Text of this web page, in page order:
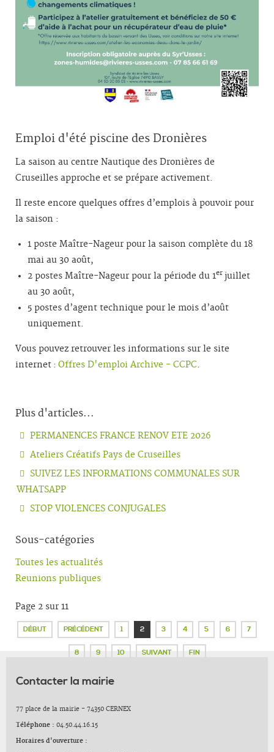
Emploi d'été piscine des Dronières
La saison au centre Nautique des Dronières de
Cruseilles approche et se prépare activement.
Il reste encore quelques offres d’emplois à pouvoir pour
la saison :
1 poste Maître-Nageur pour la saison complète du 18
mai au 30 août,
2 postes Maître-Nageur pour la période du 1er juillet
au 30 août,
5 postes d’agent technique pour le mois d’août
uniquement.
Vous pouvez retrouver les informations sur le site
internet : Offres D'emploi Archive - CCPC.
Plus d'articles...
PERMANENCES FRANCE RENOV ETE 2026
Ateliers Créatifs Pays de Cruseilles
SUIVEZ LES INFORMATIONS COMMUNALES SUR
WHATSAPP
STOP VIOLENCES CONJUGALES
Sous-catégories
Toutes les actualités
Reunions publiques
Page 2 sur 11
DÉBUT PRÉCÉDENT 1 2 3 4 5 6 7
8 9 10 SUIVANT FIN
Contacter la mairie
77 place de la mairie - 74350 CERNEX
Téléphone : 04.50.44.16.15
Horaires d'ouverture :